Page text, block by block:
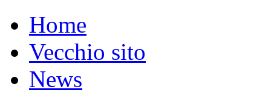
Home
Vecchio sito
News